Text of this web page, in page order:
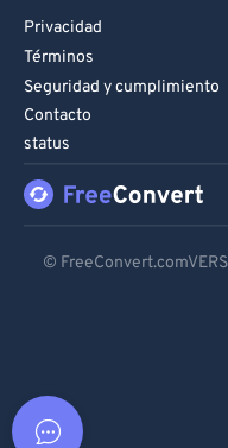
Privacidad
Términos
Seguridad y cumplimiento
Contacto
status
©